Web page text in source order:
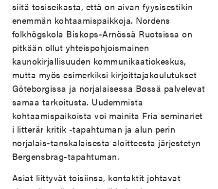
siitä tosiseikasta, että on aivan fyysisestikin
enemmän kohtaamispaikkoja. Nordens
folkhögskola Biskops-Arnössä Ruotsissa on
pitkään ollut yhteispohjoismainen
kaunokirjallisuuden kommunikaatiokeskus,
mutta myös esimerkiksi kirjoittajakoulutukset
Göteborgissa ja norjalaisessa Bøssä palvelevat
samaa tarkoitusta. Uudemmista
kohtaamispaikoista voi mainita Fria seminariet
i litterär kritik -tapahtuman ja alun perin
norjalais-tanskalaisesta aloitteesta järjestetyn
Bergensbrag-tapahtuman.
Asiat liittyvät toisiinsa, kontaktit johtavat